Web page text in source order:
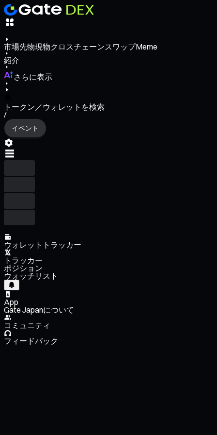
市場先物現物クロスチェーンスワップMeme
紹介
さらに表示
トークン／ウォレットを検索
/
イベント
ウォレットトラッカー
トラッカー
ポジション
ウォッチリスト
App
Gate Japanについて
コミュニティ
フィードバック